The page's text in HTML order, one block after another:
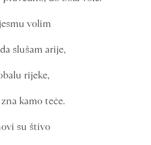
volim
slušam arije,
rijeke,
kamo teče.
su štivo